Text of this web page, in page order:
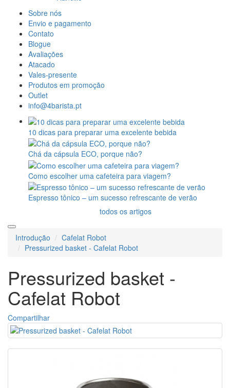
Sobre nós
Envio e pagamento
Contato
Blogue
Avaliações
Atacado
Vales-presente
Produtos em promoção
Outlet
info@4barista.pt
10 dicas para preparar uma excelente bebida
Chá da cápsula ECO, porque não?
Como escolher uma cafeteira para viagem?
Espresso tônico – um sucesso refrescante de verão
todos os artigos
Introdução
Cafelat Robot
Pressurized basket - Cafelat Robot
Pressurized basket -
Cafelat Robot
Compartilhar